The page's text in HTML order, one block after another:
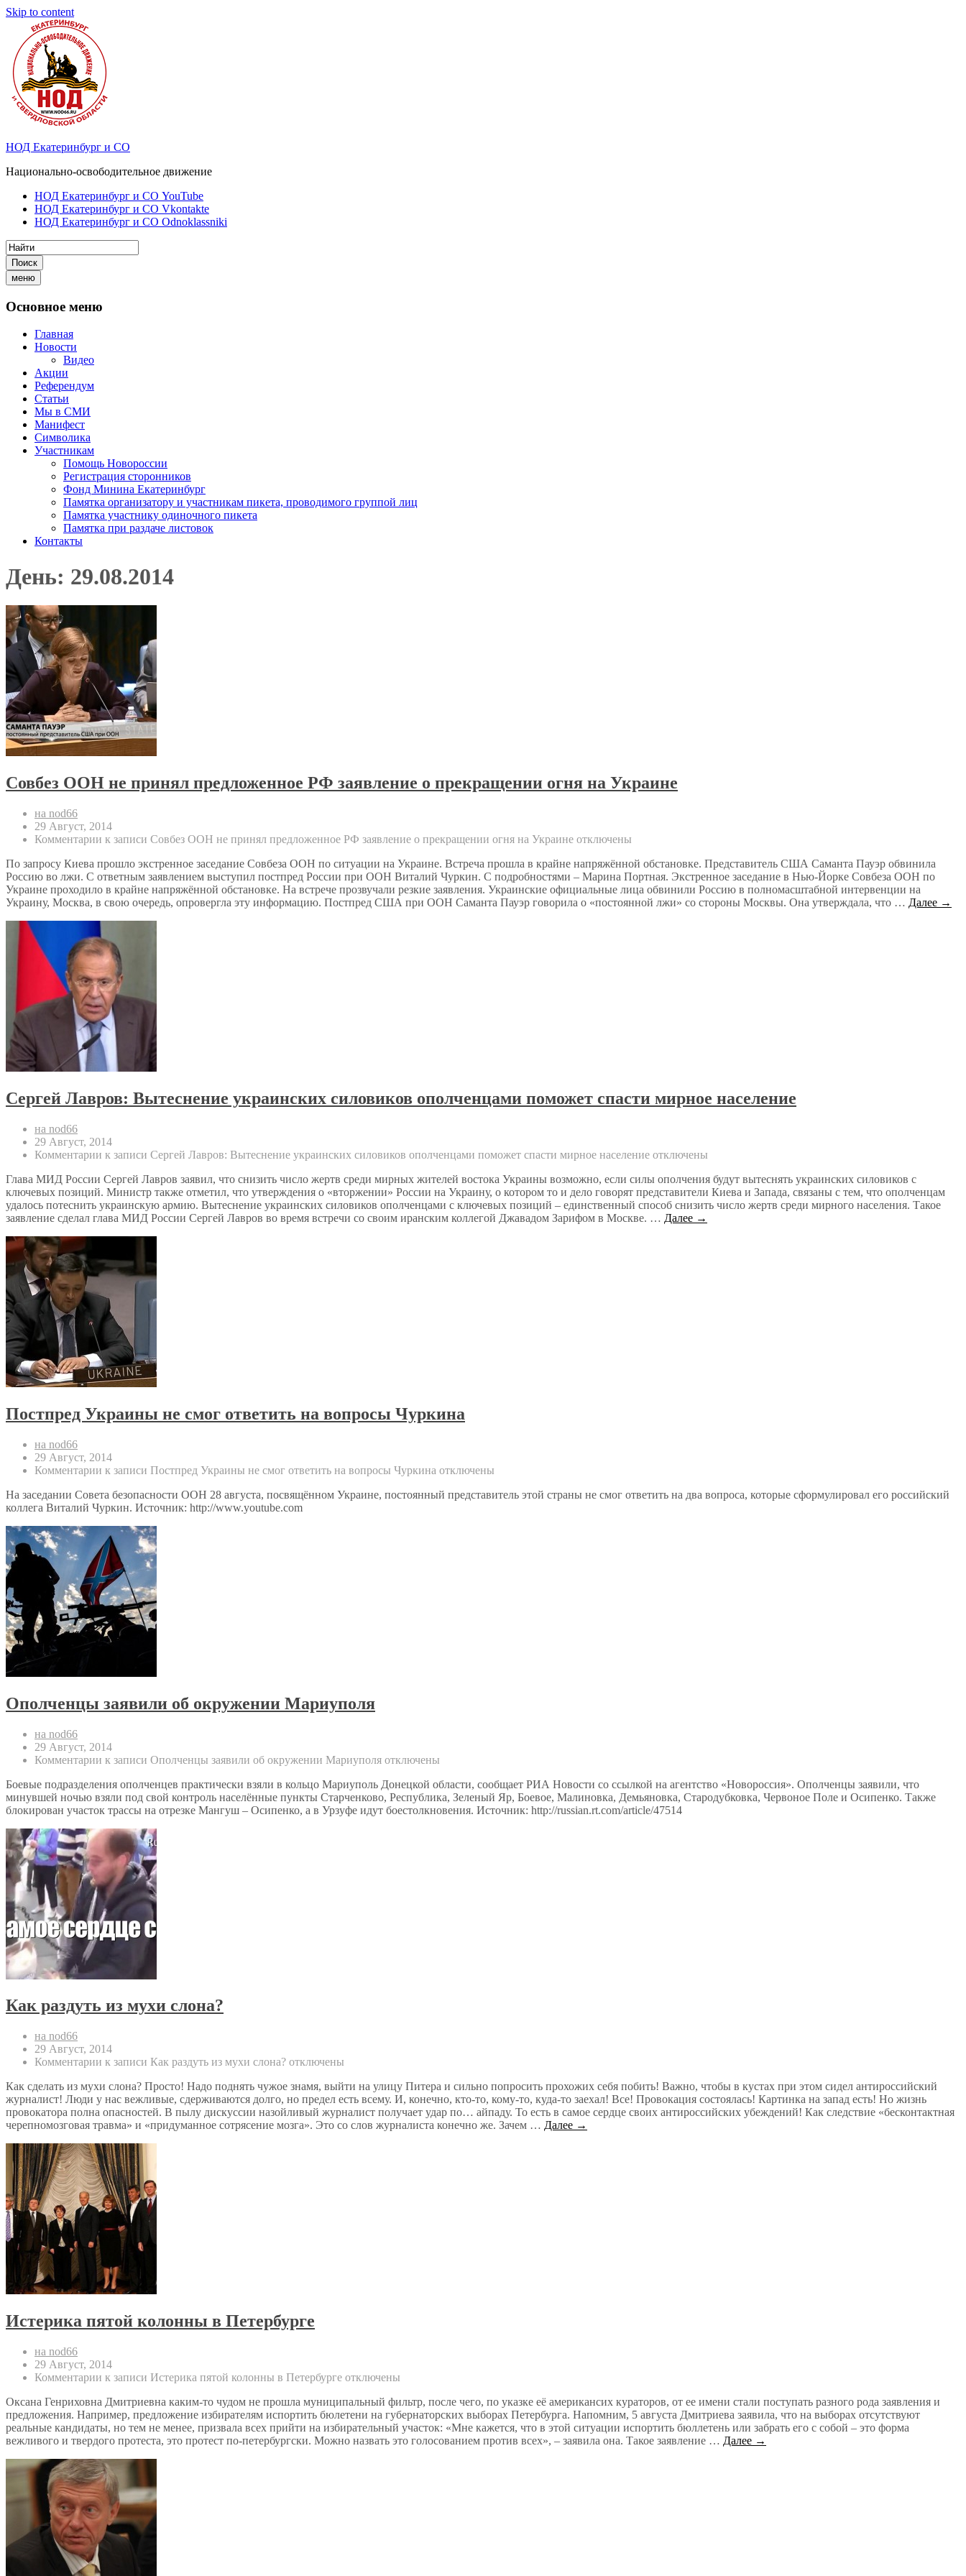
Skip to content
НОД Екатеринбург и СО
Национально-освободительное движение
НОД Екатеринбург и СО YouTube
НОД Екатеринбург и СО Vkontakte
НОД Екатеринбург и СО Odnoklassniki
Поиск
меню
Основное меню
Главная
Новости
Видео
Акции
Референдум
Статьи
Мы в СМИ
Манифест
Символика
Участникам
Помощь Новороссии
Регистрация сторонников
Фонд Минина Екатеринбург
Памятка организатору и участникам пикета, проводимого группой лиц
Памятка участнику одиночного пикета
Памятка при раздаче листовок
Контакты
День: 29.08.2014
Совбез ООН не принял предложенное РФ заявление о прекращении огня на Украине
на nod66
29 Август, 2014
Комментарии к записи Совбез ООН не принял предложенное РФ заявление о прекращении огня на Украине отключены
По запросу Киева прошло экстренное заседание Совбеза ООН по ситуации на Украине. Встреча прошла в крайне напряжённой обстановке. Представитель США Саманта Пауэр обвинила
Россию во лжи. С ответным заявлением выступил постпред России при ООН Виталий Чуркин. С подробностями – Марина Портная. Экстренное заседание в Нью-Йорке Совбеза ООН по
Украине проходило в крайне напряжённой обстановке. На встрече прозвучали резкие заявления. Украинские официальные лица обвинили Россию в полномасштабной интервенции на
Украину, Москва, в свою очередь, опровергла эту информацию. Постпред США при ООН Саманта Пауэр говорила о «постоянной лжи» со стороны Москвы. Она утверждала, что … Далее →
Сергей Лавров: Вытеснение украинских силовиков ополченцами поможет спасти мирное население
на nod66
29 Август, 2014
Комментарии к записи Сергей Лавров: Вытеснение украинских силовиков ополченцами поможет спасти мирное население отключены
Глава МИД России Сергей Лавров заявил, что снизить число жертв среди мирных жителей востока Украины возможно, если силы ополчения будут вытеснять украинских силовиков с
ключевых позиций. Министр также отметил, что утверждения о «вторжении» России на Украину, о котором то и дело говорят представители Киева и Запада, связаны с тем, что ополченцам
удалось потеснить украинскую армию. Вытеснение украинских силовиков ополченцами с ключевых позиций – единственный способ снизить число жертв среди мирного населения. Такое
заявление сделал глава МИД России Сергей Лавров во время встречи со своим иранским коллегой Джавадом Зарифом в Москве. … Далее →
Постпред Украины не смог ответить на вопросы Чуркина
на nod66
29 Август, 2014
Комментарии к записи Постпред Украины не смог ответить на вопросы Чуркина отключены
На заседании Совета безопасности ООН 28 августа, посвящённом Украине, постоянный представитель этой страны не смог ответить на два вопроса, которые сформулировал его российский
коллега Виталий Чуркин. Источник: http://www.youtube.com
Ополченцы заявили об окружении Мариуполя
на nod66
29 Август, 2014
Комментарии к записи Ополченцы заявили об окружении Мариуполя отключены
Боевые подразделения ополченцев практически взяли в кольцо Мариуполь Донецкой области, сообщает РИА Новости со ссылкой на агентство «Новороссия». Ополченцы заявили, что
минувшей ночью взяли под свой контроль населённые пункты Старченково, Республика, Зеленый Яр, Боевое, Малиновка, Демьяновка, Стародубковка, Червоное Поле и Осипенко. Также
блокирован участок трассы на отрезке Мангуш – Осипенко, а в Урзуфе идут боестолкновения. Источник: http://russian.rt.com/article/47514
Как раздуть из мухи слона?
на nod66
29 Август, 2014
Комментарии к записи Как раздуть из мухи слона? отключены
Как сделать из мухи слона? Просто! Надо поднять чужое знамя, выйти на улицу Питера и сильно попросить прохожих себя побить! Важно, чтобы в кустах при этом сидел антироссийский
журналист! Люди у нас вежливые, сдерживаются долго, но предел есть всему. И, конечно, кто-то, кому-то, куда-то заехал! Все! Провокация состоялась! Картинка на запад есть! Но жизнь
провокатора полна опасностей. В пылу дискуссии назойливый журналист получает удар по… айпаду. То есть в самое сердце своих антироссийских убеждений! Как следствие «бесконтактная
черепномозговая травма» и «придуманное сотрясение мозга». Это со слов журналиста конечно же. Зачем … Далее →
Истерика пятой колонны в Петербурге
на nod66
29 Август, 2014
Комментарии к записи Истерика пятой колонны в Петербурге отключены
Оксана Генриховна Дмитриевна каким-то чудом не прошла муниципальный фильтр, после чего, по указке её американсих кураторов, от ее имени стали поступать разного рода заявления и
предложения. Например, предложение избирателям испортить бюлетени на губернаторских выборах Петербурга. Напомним, 5 августа Дмитриева заявила, что на выборах отсутствуют
реальные кандидаты, но тем не менее, призвала всех прийти на избирательный участок: «Мне кажется, что в этой ситуации испортить бюллетень или забрать его с собой – это форма
вежливого и твердого протеста, это протест по-петербургски. Можно назвать это голосованием против всех», – заявила она. Такое заявление … Далее →